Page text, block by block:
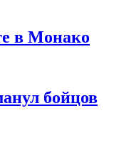
в Монако
бойцов